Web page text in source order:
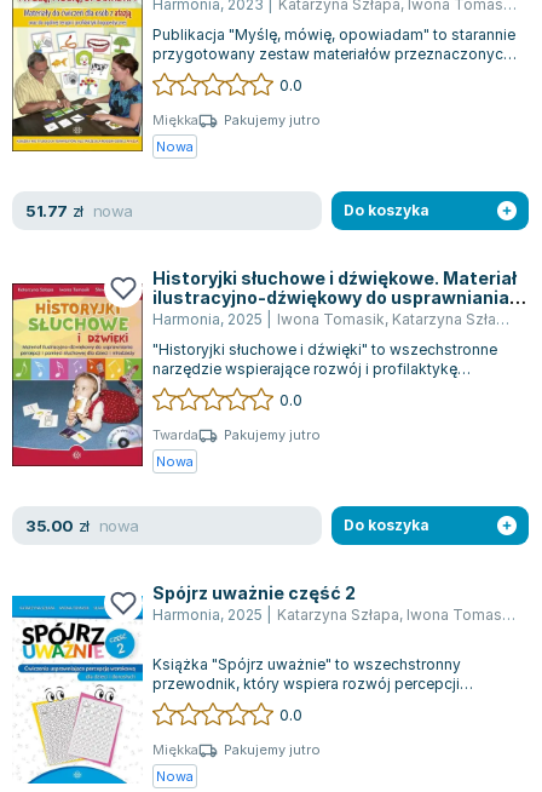
Zygmunt Freud
Agata Passent
Michel Moran
Maciej Orłoś
Jo Nesbo
Antoine de Saint Exupery
Mark Twain
Marcin Meller
Paulina Młynarska
ks. Piotr Pawlukiewicz
Jarosław Sokołowski
Piotr Latocha
Michael Scott
Jarosław Iwaszkiewicz
Jan Sztaudynger
Aleksander Puszkin
Oscar Wilde
Małgorzata Ohme
Maddie Ziegler
Leszek Czarnecki
Joanna Racewicz
Harmonia, 2023 Katarzyna Szłapa, Iwona Tomasik
Publikacja "Myślę, mówię, opowiadam" to starannie
przygotowany zestaw materiałów przeznaczonych
do terapii i rewalidacji mowy. W s...
0.0
Miękka
Pakujemy jutro
Nowa
51.77 zł nowa Do koszyka
Historyjki słuchowe i dźwiękowe. Materiał
ilustracyjno-dźwiękowy do usprawniania
percepcji i pamięci słuchowej dla dzieci i
Harmonia, 2025 Iwona Tomasik, Katarzyna Szłapa
"Historyjki słuchowe i dźwięki" to wszechstronne
narzędzie wspierające rozwój i profilaktykę
percepcji słuchowej, szczególnie w za...
0.0
Twarda
Pakujemy jutro
Nowa
35.00 zł nowa Do koszyka
Spójrz uważnie część 2
Harmonia, 2025 Katarzyna Szłapa, Iwona Tomasik
Książka "Spójrz uważnie" to wszechstronny
przewodnik, który wspiera rozwój percepcji
wzrokowej oraz umiejętności literackich i czy...
0.0
Miękka
Pakujemy jutro
Nowa